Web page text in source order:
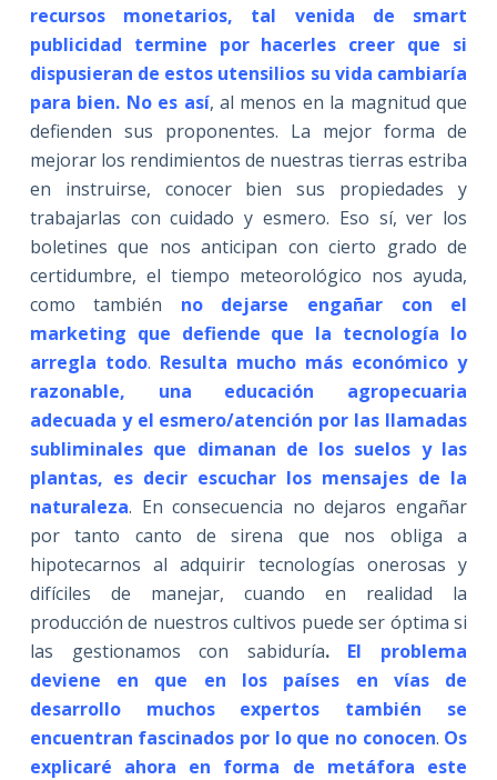
recursos monetarios, tal venida de smart
publicidad termine por hacerles creer que si
dispusieran de estos utensilios su vida cambiaría
para bien. No es así, al menos en la magnitud que
defienden sus proponentes. La mejor forma de
mejorar los rendimientos de nuestras tierras estriba
en instruirse, conocer bien sus propiedades y
trabajarlas con cuidado y esmero. Eso sí, ver los
boletines que nos anticipan con cierto grado de
certidumbre, el tiempo meteorológico nos ayuda,
como también no dejarse engañar con el
marketing que defiende que la tecnología lo
arregla todo. Resulta mucho más económico y
razonable, una educación agropecuaria
adecuada y el esmero/atención por las llamadas
subliminales que dimanan de los suelos y las
plantas, es decir escuchar los mensajes de la
naturaleza. En consecuencia no dejaros engañar
por tanto canto de sirena que nos obliga a
hipotecarnos al adquirir tecnologías onerosas y
difíciles de manejar, cuando en realidad la
producción de nuestros cultivos puede ser óptima si
las gestionamos con sabiduría. El problema
deviene en que en los países en vías de
desarrollo muchos expertos también se
encuentran fascinados por lo que no conocen. Os
explicaré ahora en forma de metáfora este